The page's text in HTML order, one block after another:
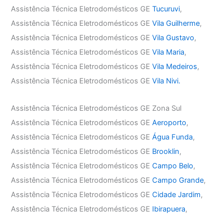
Assistência Técnica Eletrodomésticos GETucuruvi,
Assistência Técnica Eletrodomésticos GEVila Guilherme,
Assistência Técnica Eletrodomésticos GEVila Gustavo,
Assistência Técnica Eletrodomésticos GEVila Maria,
Assistência Técnica Eletrodomésticos GEVila Medeiros,
Assistência Técnica Eletrodomésticos GEVila Nivi.
Assistência Técnica Eletrodomésticos GE Zona Sul
Assistência Técnica Eletrodomésticos GEAeroporto,
Assistência Técnica Eletrodomésticos GEÁgua Funda,
Assistência Técnica Eletrodomésticos GE Brooklin,
Assistência Técnica Eletrodomésticos GECampo Belo,
Assistência Técnica Eletrodomésticos GECampo Grande,
Assistência Técnica Eletrodomésticos GECidade Jardim,
Assistência Técnica Eletrodomésticos GE Ibirapuera,